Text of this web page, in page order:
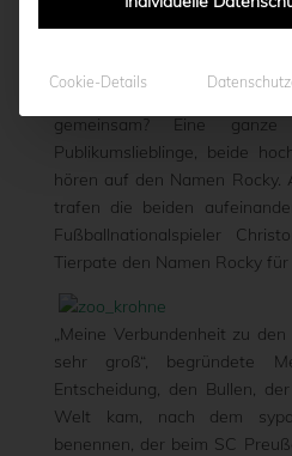
junge Giraffenbulle im
gemeinsam? Eine
Publikumslieblinge, beide
hören auf den Namen Rocky.
trafen die beiden
Fußballnationalspieler
Tierpate den Namen Rocky
„Meine Verbundenheit zu
sehr groß“, begründete
Entscheidung, den Bullen,
Welt kam, nach dem
benennen, der beim SC
Cookie-Details